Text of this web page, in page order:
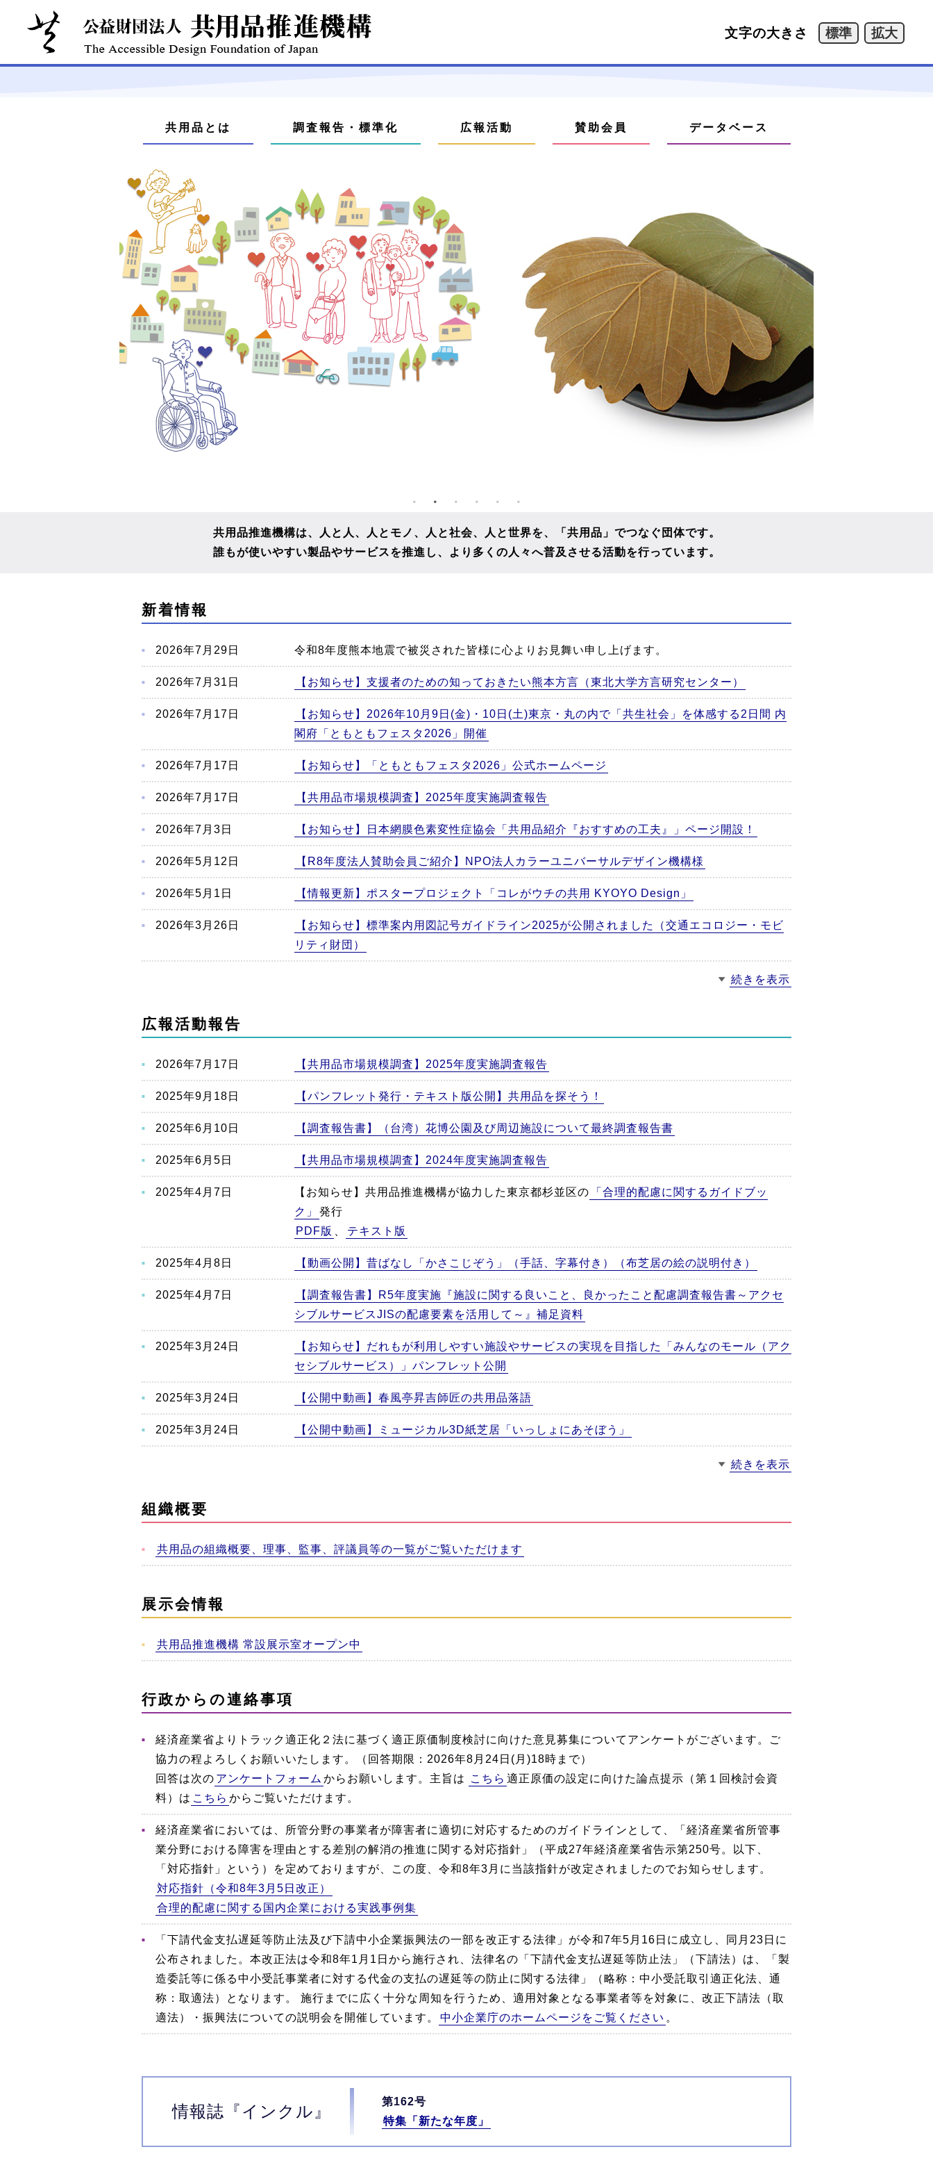
共用品とは 調査報告・標準化 広報活動 賛助会員 データベース
共用品推進機構は、人と人、人とモノ、人と社会、人と世界を、
「共用品」でつなぐ団体です。
誰もが使いやすい製品やサービスを推進し、
より多くの人々へ普及させる活動を行っています。
新着情報
2026年7月29日 令和8年度熊本地震で被災された皆様に心よりお見舞い申し上げます。
2026年7月31日 【お知らせ】支援者のための知っておきたい熊本方言（東北大学方言研究センター）
2026年7月17日
【お知らせ】2026年10月9日(金)・10日(土)東京・丸の内で「共生社会」を体感する2日間 内
閣府「ともともフェスタ2026」開催
2026年7月17日 【お知らせ】「ともともフェスタ2026」公式ホームページ
2026年7月17日 【共用品市場規模調査】2025年度実施調査報告
2026年7月3日 【お知らせ】日本網膜色素変性症協会「共用品紹介『おすすめの工夫』」ページ開設！
2026年5月12日 【R8年度法人賛助会員ご紹介】NPO法人カラーユニバーサルデザイン機構様
2026年5月1日 【情報更新】ポスタープロジェクト「コレがウチの共用 KYOYO Design」
2026年3月26日
【お知らせ】標準案内用図記号ガイドライン2025が公開されました（交通エコロジー・モビ
リティ財団）
続きを表示
広報活動報告
2026年7月17日 【共用品市場規模調査】2025年度実施調査報告
2025年9月18日 【パンフレット発行・テキスト版公開】共用品を探そう！
2025年6月10日 【調査報告書】（台湾）花博公園及び周辺施設について最終調査報告書
2025年6月5日 【共用品市場規模調査】2024年度実施調査報告
2025年4月7日 【お知らせ】共用品推進機構が協力した東京都杉並区の
「合理的配慮に関するガイドブッ
ク」
発行
PDF版
テキスト版
2025年4月8日 【動画公開】昔ばなし「かさこじぞう」（手話、字幕付き）（布芝居の絵の説明付き）
2025年4月7日
【調査報告書】R5年度実施『施設に関する良いこと、良かったこと配慮調査報告書～アクセ
シブルサービスJISの配慮要素を活用して～』補足資料
2025年3月24日
【お知らせ】だれもが利用しやすい施設やサービスの実現を目指した「みんなのモール（アク
セシブルサービス）」パンフレット公開
2025年3月24日 【公開中動画】春風亭昇吉師匠の共用品落語
2025年3月24日 【公開中動画】ミュージカル3D紙芝居「いっしょにあそぼう」
続きを表示
組織概要
共用品の組織概要、理事、監事、評議員等の一覧がご覧いただけます
展示会情報
共用品推進機構 常設展示室オープン中
行政からの連絡事項
経済産業省よりトラック適正化２法に基づく適正原価制度検討に向けた意見募集についてアンケートがございます。ご
協力の程よろしくお願いいたします。（回答期限：2026年8月24日(月)18時まで）
回答は次の アンケートフォーム からお願いします。主旨は こちら 適正原価の設定に向けた論点提示（第１回検討会資
料）は こちら からご覧いただけます。
経済産業省においては、所管分野の事業者が障害者に適切に対応するためのガイドラインとして、「経済産業省所管事
業分野における障害を理由とする差別の解消の推進に関する対応指針」（平成27年経済産業省告示第250号。以下、
「対応指針」という）を定めておりますが、この度、令和8年3月に当該指針が改定されましたのでお知らせします。
対応指針（令和8年3月5日改正）
合理的配慮に関する国内企業における実践事例集
「下請代金支払遅延等防止法及び下請中小企業振興法の一部を改正する法律」が令和7年5月16日に成立し、同月23日に
公布されました。本改正法は令和8年1月1日から施行され、法律名の「下請代金支払遅延等防止法」（下請法）は、「製
造委託等に係る中小受託事業者に対する代金の支払の遅延等の防止に関する法律」（略称：中小受託取引適正化法、通
称：取適法）となります。 施行までに広く十分な周知を行うため、適用対象となる事業者等を対象に、改正下請法（取
適法）・振興法についての説明会を開催しています。
中小企業庁のホームページをご覧ください 。
情報誌 『インクル』
第162号
特集「新たな年度」
文字の大きさ